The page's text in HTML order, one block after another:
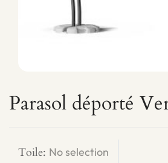
Parasol déporté
Toile: No selection
Parasol
déporté